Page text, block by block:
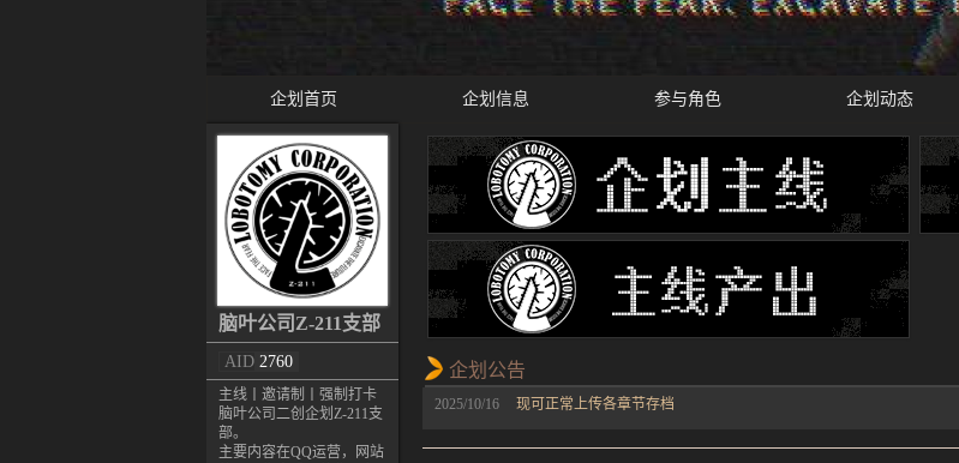
企划首页 企划信息 参与角色 企划动态
脑叶公司Z-211支部
AID 2760
主线丨邀请制丨强制打卡
脑叶公司二创企划Z-211支
部。
主要内容在QQ运营，网站
企划公告
2025/10/16 现可正常上传各章节存档